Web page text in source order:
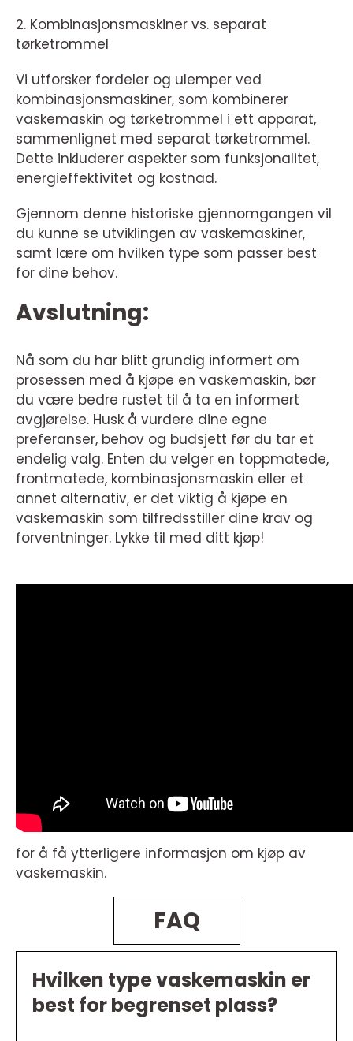
2. Kombinasjonsmaskiner vs. separat
tørketrommel
Vi utforsker fordeler og ulemper ved
kombinasjonsmaskiner, som kombinerer
vaskemaskin og tørketrommel i ett apparat,
sammenlignet med separat tørketrommel.
Dette inkluderer aspekter som funksjonalitet,
energieffektivitet og kostnad.
Gjennom denne historiske gjennomgangen vil
du kunne se utviklingen av vaskemaskiner,
samt lære om hvilken type som passer best
for dine behov.
Avslutning:
Nå som du har blitt grundig informert om
prosessen med å kjøpe en vaskemaskin, bør
du være bedre rustet til å ta en informert
avgjørelse. Husk å vurdere dine egne
preferanser, behov og budsjett før du tar et
endelig valg. Enten du velger en toppmatede,
frontmatede, kombinasjonsmaskin eller et
annet alternativ, er det viktig å kjøpe en
vaskemaskin som tilfredsstiller dine krav og
forventninger. Lykke til med ditt kjøp!
for å få ytterligere informasjon om kjøp av
vaskemaskin.
FAQ
Hvilken type vaskemaskin er
best for begrenset plass?